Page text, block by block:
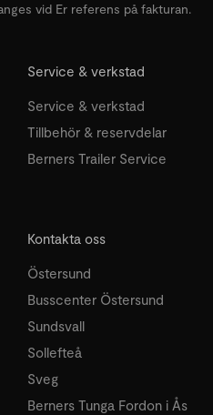
vid Er referens på fakturan.
Service & verkstad
Service & verkstad
Tillbehör & reservdelar
Berners Trailer Service
Kontakta oss
Östersund
Busscenter Östersund
Sundsvall
Sollefteå
Sveg
Berners Tunga Fordon i Ås